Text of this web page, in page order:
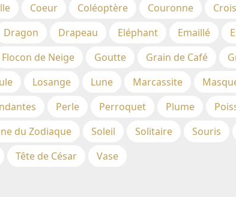
Coeur Coléoptère Couronne
Dragon Drapeau Eléphant Emaillé
Flocon de Neige Goutte Grain de Café
Losange Lune Marcassite
Perle Perroquet Plume
du Zodiaque Soleil Solitaire Souris
Tête de César Vase